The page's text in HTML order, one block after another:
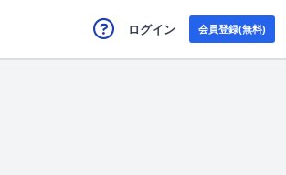
ログイン 会員登録(無料)